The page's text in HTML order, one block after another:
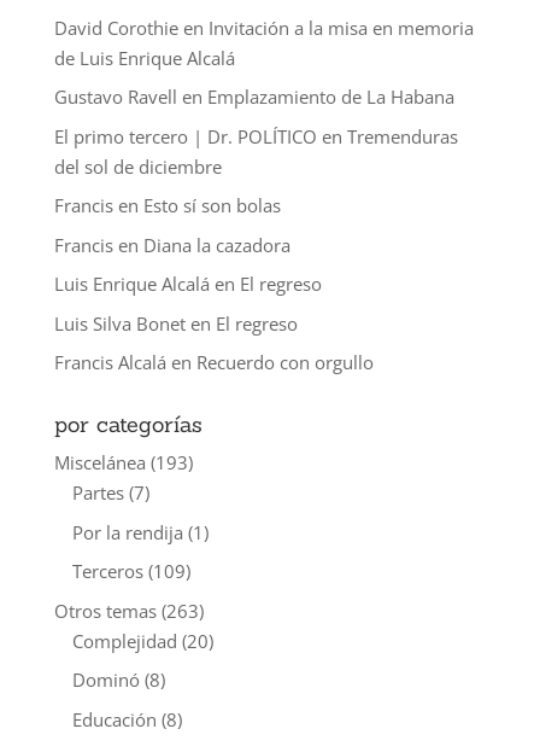
David Corothieen Invitación a la misa en memoria
de Luis Enrique Alcalá
Gustavo Ravell en Emplazamiento de La Habana
El primo tercero | Dr. POLÍTICO en Tremenduras
del sol de diciembre
Francisen Esto sí son bolas
Francisen Diana la cazadora
Luis Enrique Alcalá en El regreso
Luis Silva Boneten El regreso
Francis Alcalá en Recuerdo con orgullo
por categorías
Miscelánea (193)
Partes(7)
Por la rendija (1)
Terceros(109)
Otros temas(263)
Complejidad (20)
Dominó(8)
Educación (8)